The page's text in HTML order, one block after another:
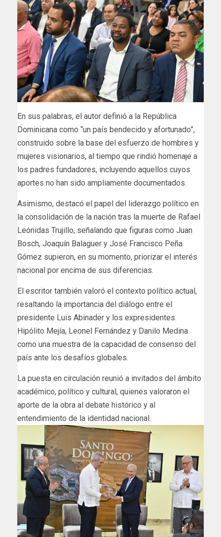
En sus palabras, el autor definió a la República
Dominicana como “un país bendecido y afortunado”,
construido sobre la base del esfuerzo de hombres y
mujeres visionarios, al tiempo que rindió homenaje a
los padres fundadores, incluyendo aquellos cuyos
aportes no han sido ampliamente documentados.
Asimismo, destacó el papel del liderazgo político en
la consolidación de la nación tras la muerte de Rafael
Leónidas Trujillo, señalando que figuras como Juan
Bosch, Joaquín Balaguer y José Francisco Peña
Gómez supieron, en su momento, priorizar el interés
nacional por encima de sus diferencias.
El escritor también valoró el contexto político actual,
resaltando la importancia del diálogo entre el
presidente Luis Abinader y los expresidentes
Hipólito Mejía, Leonel Fernández y Danilo Medina
como una muestra de la capacidad de consenso del
país ante los desafíos globales.
La puesta en circulación reunió a invitados del ámbito
académico, político y cultural, quienes valoraron el
aporte de la obra al debate histórico y al
entendimiento de la identidad nacional.